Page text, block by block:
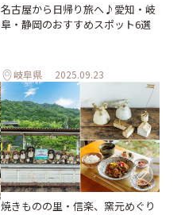
名古屋から日帰り旅へ♪愛知・岐
阜・静岡のおすすめスポット6選
岐阜県 2025.09.23
焼きものの里・信楽、窯元めぐり